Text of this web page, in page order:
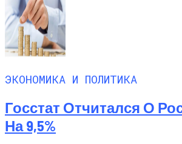
ЭКОНОМИКА И ПОЛИТИКА
Госстат Отчитался О
На 9,5%